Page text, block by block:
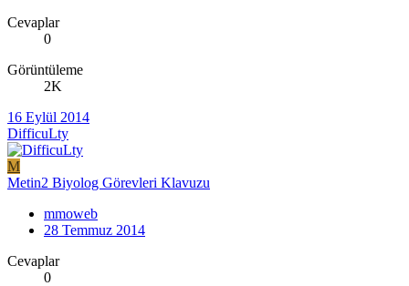
Cevaplar
0
Görüntüleme
2K
16 Eylül 2014
DifficuLty
M
Metin2 Biyolog Görevleri Klavuzu
mmoweb
28 Temmuz 2014
Cevaplar
0